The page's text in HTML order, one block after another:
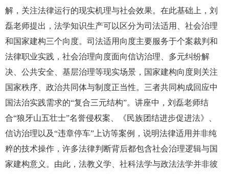
解，关注法律运行的现实机理与社会效果。在此基础上，刘
磊老师提出，法学知识生产可以区分为司法适用、社会治理
和国家建构三个向度。司法适用向度主要服务于个案裁判和
法律职业实践，社会治理向度面向信访治理、多元纠纷解
决、公共安全、基层治理等现实场景，国家建构向度则关注
国家秩序、政治共同体与制度正当性。三者共同构成回应中
国法治实践需求的“复合三元结构”。讲座中，刘磊老师结
合“狼牙山五壮士”名誉侵权案、《民族团结进步促进法》、
信访治理以及“违章停车”上访等案例，说明法律适用并非纯
粹的技术操作，许多法律判断背后都包含社会治理逻辑与国
家建构意义。由此，法教义学、社科法学与政法法学并非彼